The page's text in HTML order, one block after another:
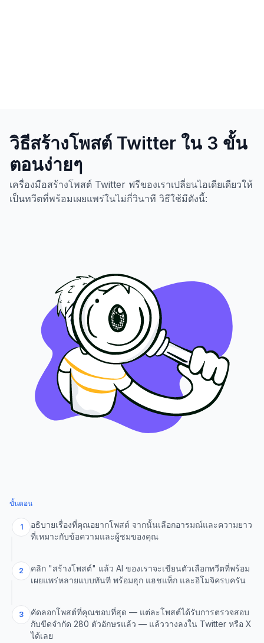
วิธีสร้างโพสต์ Twitter ใน 3 ขั้น
ตอนง่ายๆ
เครื่องมือสร้างโพสต์ Twitter ฟรีของเราเปลี่ยนไอเดียเดียวให้
เป็นทวีตที่พร้อมเผยแพร่ในไม่กี่วินาที วิธีใช้มีดังนี้:
ขั้นตอน
1
อธิบายเรื่องที่คุณอยากโพสต์ จากนั้นเลือกอารมณ์และความยาว
ที่เหมาะกับข้อความและผู้ชมของคุณ
2
คลิก "สร้างโพสต์" แล้ว AI ของเราจะเขียนตัวเลือกทวีตที่พร้อม
เผยแพร่หลายแบบทันที พร้อมฮุก แฮชแท็ก และอิโมจิครบครัน
3
คัดลอกโพสต์ที่คุณชอบที่สุด — แต่ละโพสต์ได้รับการตรวจสอบ
กับขีดจำกัด 280 ตัวอักษรแล้ว — แล้ววางลงใน Twitter หรือ X
ได้เลย